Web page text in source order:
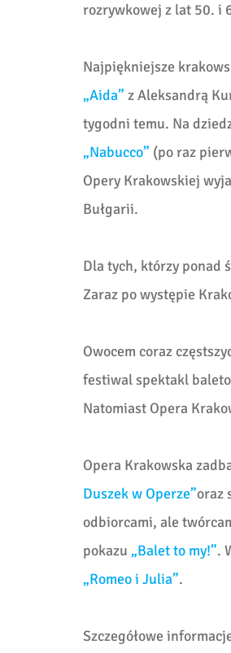
rozrywkowej z lat 50. i
Najpiękniejsze
„Aida” z Aleksandrą
tygodni temu. Na
„Nabucco” (po raz
Opery Krakowskiej
Bułgarii.
Dla tych, którzy ponad
Zaraz po występie
Owocem coraz
festiwal spektakl
Natomiast Opera
Opera Krakowska
Duszek w Operze”oraz
odbiorcami, ale
pokazu „Balet to my!”.
„Romeo i Julia”.
Szczegółowe